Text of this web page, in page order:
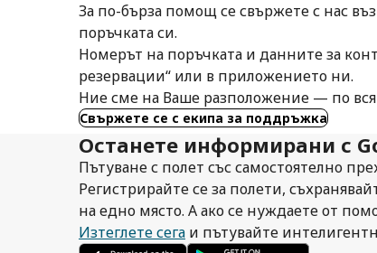
За по-бърза помощ се свържете с нас
поръчката си.
Номерът на поръчката и данните за
резервации“ или в приложението ни.
Ние сме на Ваше разположение — по
Свържете се с екипа за поддръжка
Останете информирани с
Пътуване с полет със самостоятелно
Регистрирайте се за полети,
на едно място. А ако се нуждаете от
Изтеглете сега и пътувайте